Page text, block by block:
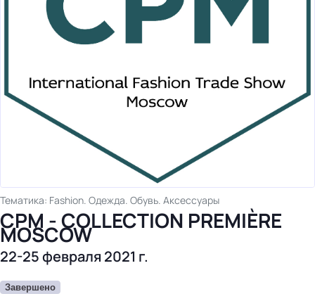
Тематика: Fashion. Одежда. Обувь. Аксессуары
СРМ - COLLECTION PREMIÈRE
MOSCOW
22-25 февраля 2021 г.
Завершено